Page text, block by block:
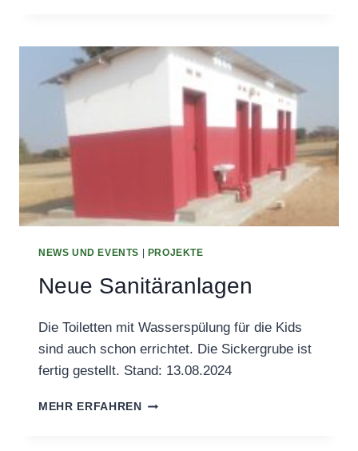
NEWS UND EVENTS | PROJEKTE
Neue Sanitäranlagen
Die Toiletten mit Wasserspülung für die Kids
sind auch schon errichtet. Die Sickergrube ist
fertig gestellt. Stand: 13.08.2024
MEHR ERFAHRENNEUE